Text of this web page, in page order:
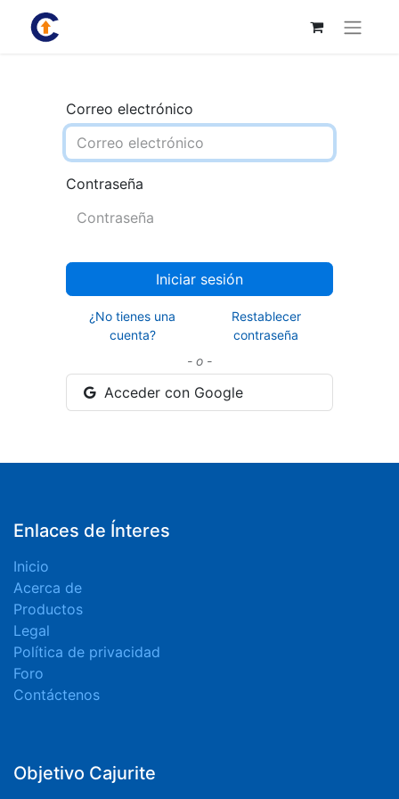
Correo electrónico
Contraseña
Iniciar sesión
¿No tienes una
cuenta?
Restablecer
contraseña
- o -
Acceder con Google
Enlaces de Ínteres
Inicio
Acerca de
Productos
Legal
Política de privacidad
Foro
Contáctenos
Objetivo Cajurite